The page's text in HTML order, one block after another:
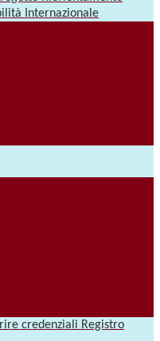
Internazionale
credenziali Registro